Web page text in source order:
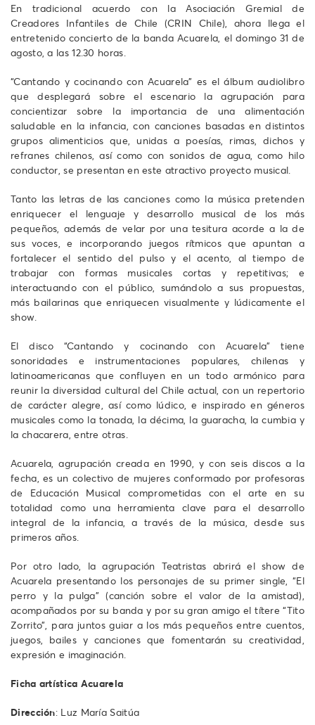
En tradicional acuerdo con la Asociación Gremial de
Creadores Infantiles de Chile (CRIN Chile), ahora llega el
entretenido concierto de la banda Acuarela, el domingo 31 de
agosto, a las 12.30 horas.
“Cantando y cocinando con Acuarela” es el álbum audiolibro
que desplegará sobre el escenario la agrupación para
concientizar sobre la importancia de una alimentación
saludable en la infancia, con canciones basadas en distintos
grupos alimenticios que, unidas a poesías, rimas, dichos y
refranes chilenos, así como con sonidos de agua, como hilo
conductor, se presentan en este atractivo proyecto musical.
Tanto las letras de las canciones como la música pretenden
enriquecer el lenguaje y desarrollo musical de los más
pequeños, además de velar por una tesitura acorde a la de
sus voces, e incorporando juegos rítmicos que apuntan a
fortalecer el sentido del pulso y el acento, al tiempo de
trabajar con formas musicales cortas y repetitivas; e
interactuando con el público, sumándolo a sus propuestas,
más bailarinas que enriquecen visualmente y lúdicamente el
show.
El disco “Cantando y cocinando con Acuarela” tiene
sonoridades e instrumentaciones populares, chilenas y
latinoamericanas que confluyen en un todo armónico para
reunir la diversidad cultural del Chile actual, con un repertorio
de carácter alegre, así como lúdico, e inspirado en géneros
musicales como la tonada, la décima, la guaracha, la cumbia y
la chacarera, entre otras.
Acuarela, agrupación creada en 1990, y con seis discos a la
fecha, es un colectivo de mujeres conformado por profesoras
de Educación Musical comprometidas con el arte en su
totalidad como una herramienta clave para el desarrollo
integral de la infancia, a través de la música, desde sus
primeros años.
Por otro lado, la agrupación Teatristas abrirá el show de
Acuarela presentando los personajes de su primer single, “El
perro y la pulga” (canción sobre el valor de la amistad),
acompañados por su banda y por su gran amigo el títere “Tito
Zorrito”, para juntos guiar a los más pequeños entre cuentos,
juegos, bailes y canciones que fomentarán su creatividad,
expresión e imaginación.
Ficha artística Acuarela
Dirección: Luz María Saitúa